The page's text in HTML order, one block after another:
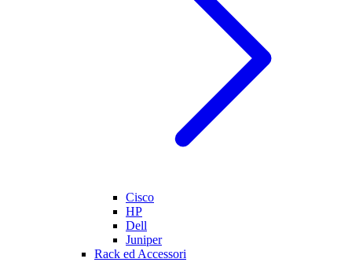
Cisco
HP
Dell
Juniper
Rack ed Accessori